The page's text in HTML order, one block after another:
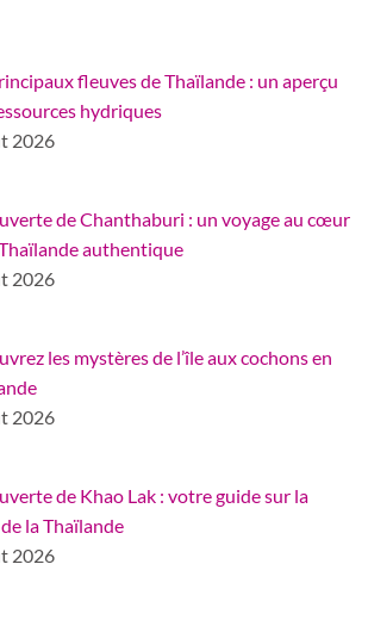
fleuves de Thaïlande : un aperçu
hydriques
2026
de Chanthaburi : un voyage au cœur
authentique
2026
les mystères de l’île aux cochons en
2026
de Khao Lak : votre guide sur la
la Thaïlande
2026